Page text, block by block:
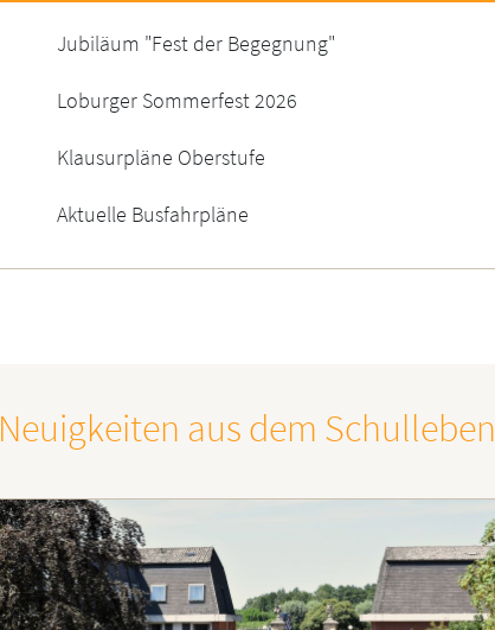
Jubiläum "Fest der Begegnung"
Loburger Sommerfest 2026
Klausurpläne Oberstufe
Aktuelle Busfahrpläne
Neuigkeiten aus dem Schulleben